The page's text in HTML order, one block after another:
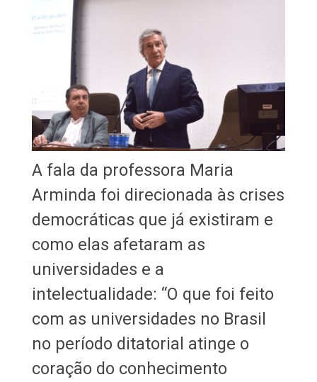
A fala da professora Maria
Arminda foi direcionada às crises
democráticas que já existiram e
como elas afetaram as
universidades e a
intelectualidade: “O que foi feito
com as universidades no Brasil
no período ditatorial atinge o
coração do conhecimento